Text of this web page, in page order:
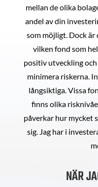
mellan de olika
andel av din
som möjligt. Dock
vilken fond som
positiv utveckling
minimera riskerna.
långsiktiga. Vissa
finns olika
påverkar hur mycket
sig. Jag har i
NÄR